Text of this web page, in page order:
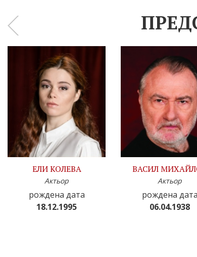
ЕЛИ КОЛЕВА
Актьор
рождена дата
18.12.1995
ВАСИЛ
Актьор
рождена дата
06.04.1938
‹